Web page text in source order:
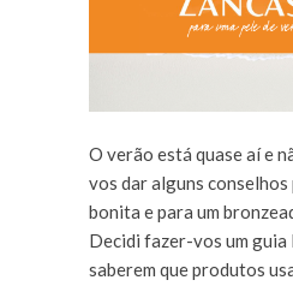
O verão está quase aí e
vos dar alguns conselhos
bonita e para um
Decidi fazer-vos um guia
saberem que produtos